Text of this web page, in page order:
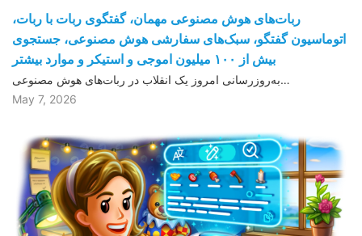
ربات‌های هوش مصنوعی مهمان، گفتگوی ربات با ربات،
اتوماسیون گفتگو، سبک‌های سفارشی هوش مصنوعی، جستجوی
بیش از ١۰۰ میلیون اموجی و استیکر و موارد بیشتر
به‌روزرسانی امروز یک انقلاب در ربات‌های هوش مصنوعی…
May 7, 2026